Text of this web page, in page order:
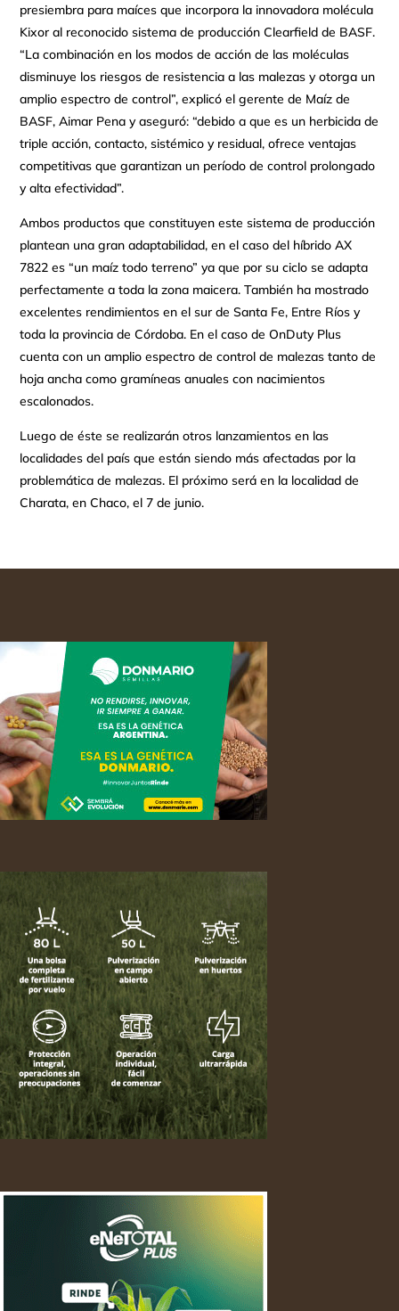
presiembra para maíces que incorpora la innovadora molécula
Kixor al reconocido sistema de producción Clearfield de BASF.
“La combinación en los modos de acción de las moléculas
disminuye los riesgos de resistencia a las malezas y otorga un
amplio espectro de control”, explicó el gerente de Maíz de
BASF, Aimar Pena y aseguró: “debido a que es un herbicida de
triple acción, contacto, sistémico y residual, ofrece ventajas
competitivas que garantizan un período de control prolongado
y alta efectividad”.
Ambos productos que constituyen este sistema de producción
plantean una gran adaptabilidad, en el caso del híbrido AX
7822 es “un maíz todo terreno” ya que por su ciclo se adapta
perfectamente a toda la zona maicera. También ha mostrado
excelentes rendimientos en el sur de Santa Fe, Entre Ríos y
toda la provincia de Córdoba. En el caso de OnDuty Plus
cuenta con un amplio espectro de control de malezas tanto de
hoja ancha como gramíneas anuales con nacimientos
escalonados.
Luego de éste se realizarán otros lanzamientos en las
localidades del país que están siendo más afectadas por la
problemática de malezas. El próximo será en la localidad de
Charata, en Chaco, el 7 de junio.